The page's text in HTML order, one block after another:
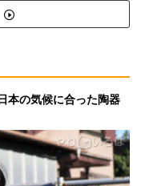
本の気候に合った陶器